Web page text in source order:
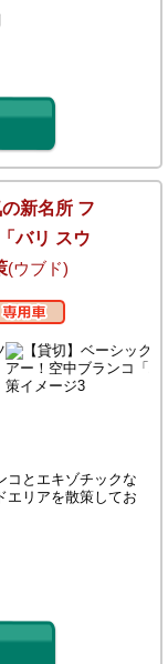
新名所 フ
バリ スウ
(ウブド)
コとエキゾチックな
エリアを散策してお